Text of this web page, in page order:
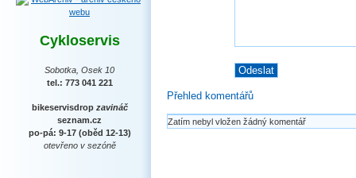
Přehled komentářů
Zatím nebyl vložen žádný komentář
Cykloservis
Sobotka, Osek 10
tel.: 773 041 221
bikeservisdrop zavináč
seznam.cz
po-pá: 9-17 (oběd 12-13)
otevřeno v sezóně